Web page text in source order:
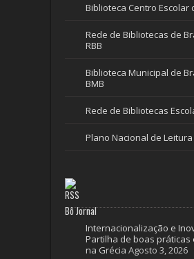
Biblioteca Centro Escolar
Rede de Bibliotecas de
RBB
Biblioteca Municipal de
BMB
Rede de Bibliotecas
Plano Nacional de Leitura
Bô Jornal
Internacionalização e
Partilha de boas práticas
na Grécia Agosto 3, 2026